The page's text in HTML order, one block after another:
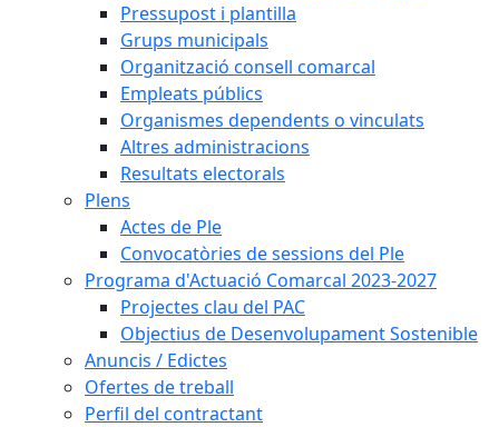
Pressupost i plantilla
Grups municipals
Organització consell comarcal
Empleats públics
Organismes dependents o vinculats
Altres administracions
Resultats electorals
Plens
Actes de Ple
Convocatòries de sessions del Ple
Programa d'Actuació Comarcal 2023-2027
Projectes clau del PAC
Objectius de Desenvolupament Sostenible
Anuncis / Edictes
Ofertes de treball
Perfil del contractant